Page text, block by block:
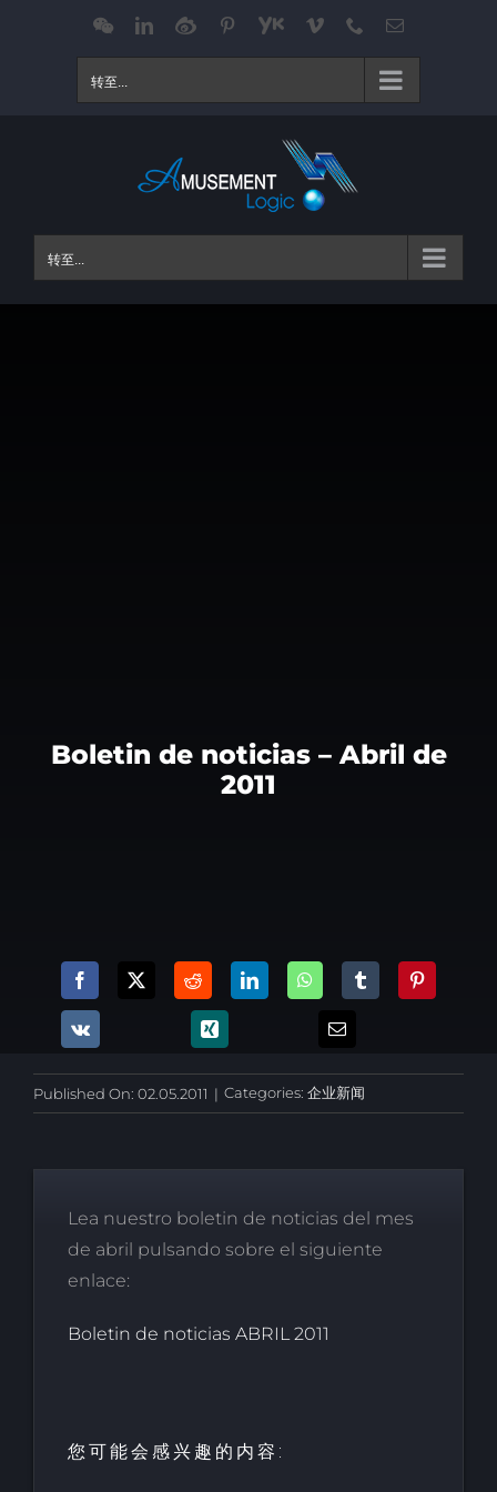
WeChatLinkedIn
Weibo Pinterest
Youku Vimeo Phone电
转至...
转至...
Boletin de noticias – Abril de
2011
Published On: 02.05.2011 | Categories: 企业新闻
Lea nuestro boletin de noticias del mes
de abril pulsando sobre el siguiente
enlace:
Boletin de noticias ABRIL 2011
您可能会感兴趣的内容: